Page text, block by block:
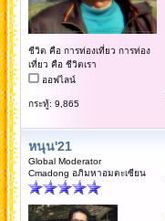
ชีวิต คือ การท่องเที่ยว การท่อง
เที่ยว คือ ชีวิตเรา
ออฟไลน์
กระทู้: 9,865
หนุน'21
Global Moderator
Cmadong อภิมหาอมตะเซียน